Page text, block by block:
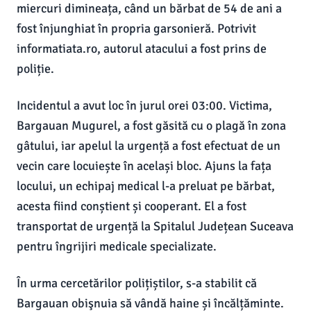
miercuri dimineața, când un bărbat de 54 de ani a
fost înjunghiat în propria garsonieră. Potrivit
informatiata.ro, autorul atacului a fost prins de
poliție.
Incidentul a avut loc în jurul orei 03:00. Victima,
Bargauan Mugurel, a fost găsită cu o plagă în zona
gâtului, iar apelul la urgență a fost efectuat de un
vecin care locuiește în același bloc. Ajuns la fața
locului, un echipaj medical l-a preluat pe bărbat,
acesta fiind conștient și cooperant. El a fost
transportat de urgență la Spitalul Județean Suceava
pentru îngrijiri medicale specializate.
În urma cercetărilor polițiștilor, s-a stabilit că
Bargauan obişnuia să vândă haine și încălțăminte.